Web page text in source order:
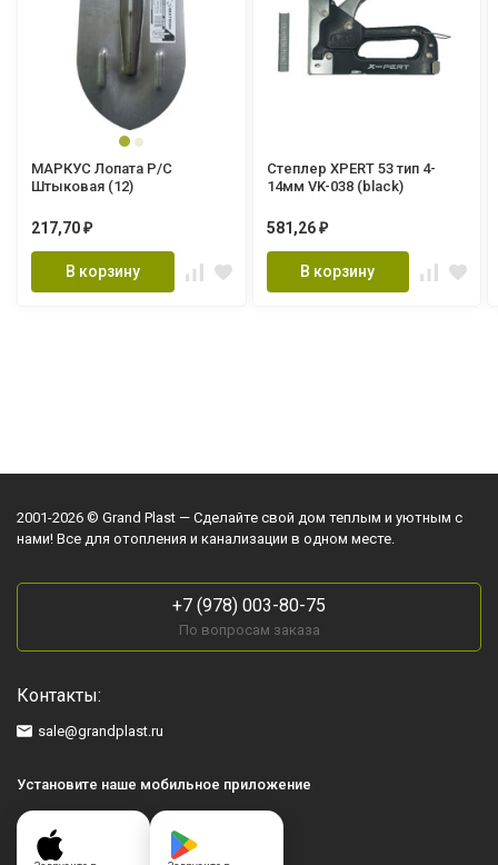
МАРКУС Лопата Р/С
Штыковая (12)
217,70 ₽
В корзину
Степлер XPERT 53 тип 4-
14мм VK-038 (black)
581,26 ₽
В корзину
2001-2026 © Grand Plast — Сделайте свой дом теплым и уютным с
нами! Все для отопления и канализации в одном месте.
+7 (978) 003-80-75
По вопросам заказа
Контакты:
sale@grandplast.ru
Установите наше мобильное приложение